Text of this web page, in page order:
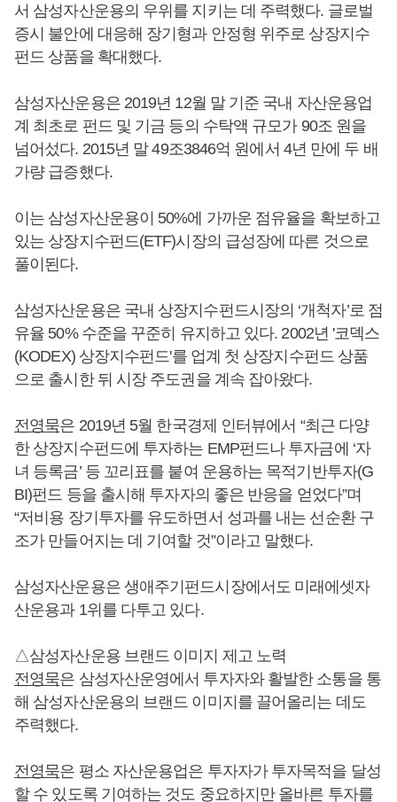
서 삼성자산운용의 우위를 지키는 데 주력했다. 글로벌
증시 불안에 대응해 장기형과 안정형 위주로 상장지수
펀드 상품을 확대했다.
삼성자산운용은 2019년 12월 말 기준 국내 자산운용업
계 최초로 펀드 및 기금 등의 수탁액 규모가 90조 원을
넘어섰다. 2015년 말 49조3846억 원에서 4년 만에 두 배
가량 급증했다.
이는 삼성자산운용이 50%에 가까운 점유율을 확보하고
있는 상장지수펀드(ETF)시장의 급성장에 따른 것으로
풀이된다.
삼성자산운용은 국내 상장지수펀드시장의 ‘개척자’로 점
유율 50% 수준을 꾸준히 유지하고 있다. 2002년 '코덱스
(KODEX) 상장지수펀드'를 업계 첫 상장지수펀드 상품
으로 출시한 뒤 시장 주도권을 계속 잡아왔다.
전영묵은 2019년 5월 한국경제 인터뷰에서 “최근 다양
한 상장지수펀드에 투자하는 EMP펀드나 투자금에 ‘자
녀 등록금’ 등 꼬리표를 붙여 운용하는 목적기반투자(G
BI)펀드 등을 출시해 투자자의 좋은 반응을 얻었다”며
“저비용 장기투자를 유도하면서 성과를 내는 선순환 구
조가 만들어지는 데 기여할 것”이라고 말했다.
삼성자산운용은 생애주기펀드시장에서도 미래에셋자
산운용과 1위를 다투고 있다.
△삼성자산운용 브랜드 이미지 제고 노력
전영묵은 삼성자산운영에서 투자자와 활발한 소통을 통
해 삼성자산운용의 브랜드 이미지를 끌어올리는 데도
주력했다.
전영묵은 평소 자산운용업은 투자자가 투자목적을 달성
할 수 있도록 기여하는 것도 중요하지만 올바른 투자를